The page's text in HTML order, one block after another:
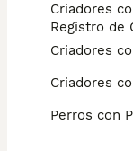
Criadores
Registro de
Criadores
Criadores
Perros con